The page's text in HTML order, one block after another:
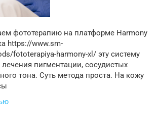
фототерапию на платформе Harmony
https://www.sm-
fototerapiya-harmony-xl/ эту систему
пигментации, сосудистых
тона. Суть метода проста. На кожу